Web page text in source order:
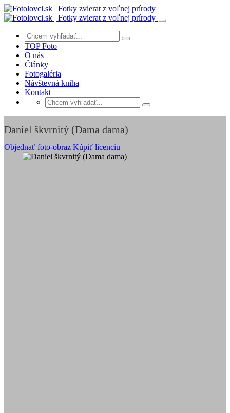
TOP Foto
O nás
Články
Fotogaléria
Návštevná kniha
Kontakt
Daniel škvrnitý (Dama dama)
Objednať foto-obraz Kúpiť licenciu